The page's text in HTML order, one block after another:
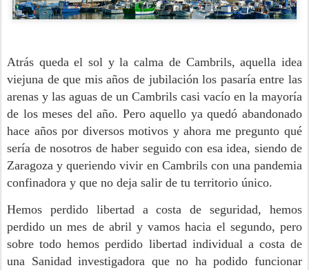
Atrás queda el sol y la calma de Cambrils, aquella idea
viejuna de que mis años de jubilación los pasaría entre las
arenas y las aguas de un Cambrils casi vacío en la mayoría
de los meses del año. Pero aquello ya quedó abandonado
hace años por diversos motivos y ahora me pregunto qué
sería de nosotros de haber seguido con esa idea, siendo de
Zaragoza y queriendo vivir en Cambrils con una pandemia
confinadora y que no deja salir de tu territorio único.
Hemos perdido libertad a costa de seguridad, hemos
perdido un mes de abril y vamos hacia el segundo, pero
sobre todo hemos perdido libertad individual a costa de
una Sanidad investigadora que no ha podido funcionar